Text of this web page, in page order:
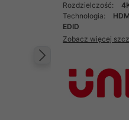
Następny
Rozdzielczość:
Technologia:
EDID
Zobacz więcej